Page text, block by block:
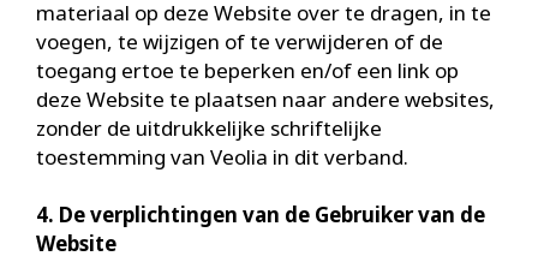
materiaal op deze Website over te dragen, in te
voegen, te wijzigen of te verwijderen of de
toegang ertoe te beperken en/of een link op
deze Website te plaatsen naar andere websites,
zonder de uitdrukkelijke schriftelijke
toestemming van Veolia in dit verband.
4. De verplichtingen van de Gebruiker van de
Website